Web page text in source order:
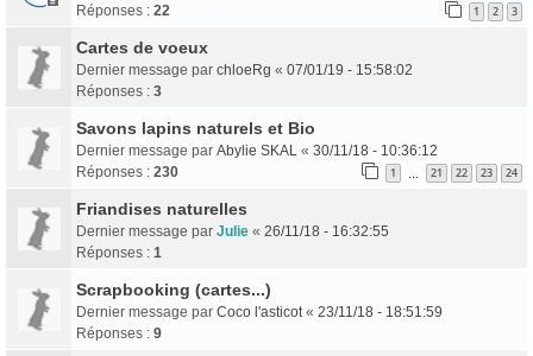
Réponses : 22 1 2 3
Cartes de voeux
Dernier message par chloeRg « 07/01/19 - 15:58:02
Réponses : 3
Savons lapins naturels et Bio
Dernier message par Abylie SKAL « 30/11/18 - 10:36:12
Réponses : 230 1 21 22 23 24
Friandises naturelles
Dernier message par Julie « 26/11/18 - 16:32:55
Réponses : 1
Scrapbooking (cartes...)
Dernier message par Coco l'asticot « 23/11/18 - 18:51:59
Réponses : 9